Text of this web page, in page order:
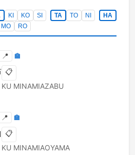
KI KO SI TA TO NI
HA
MO RO
📍 🏣
📋
MINAMIAZABU
📍 🏣
📋
MINAMIAOYAMA